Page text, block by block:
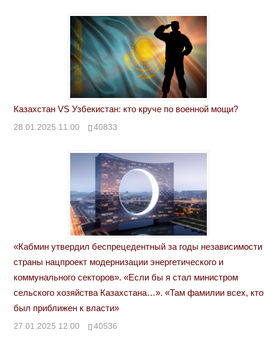
Казахстан VS Узбекистан: кто круче по военной мощи?
28.01.2025 11:00 40833
«Кабмин утвердил беспрецедентный за годы независимости
страны нацпроект модернизации энергетического и
коммунального секторов». «Если бы я стал министром
сельского хозяйства Казахстана…». «Там фамилии всех, кто
был приближен к власти»
27.01.2025 12:00 40536